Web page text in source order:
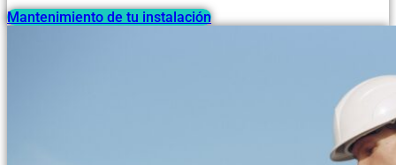
Mantenimiento de tu instalación